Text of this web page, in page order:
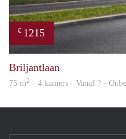
€ 1215
Briljantlaan
75 m2 · 4 kamers · Vanaf ? -